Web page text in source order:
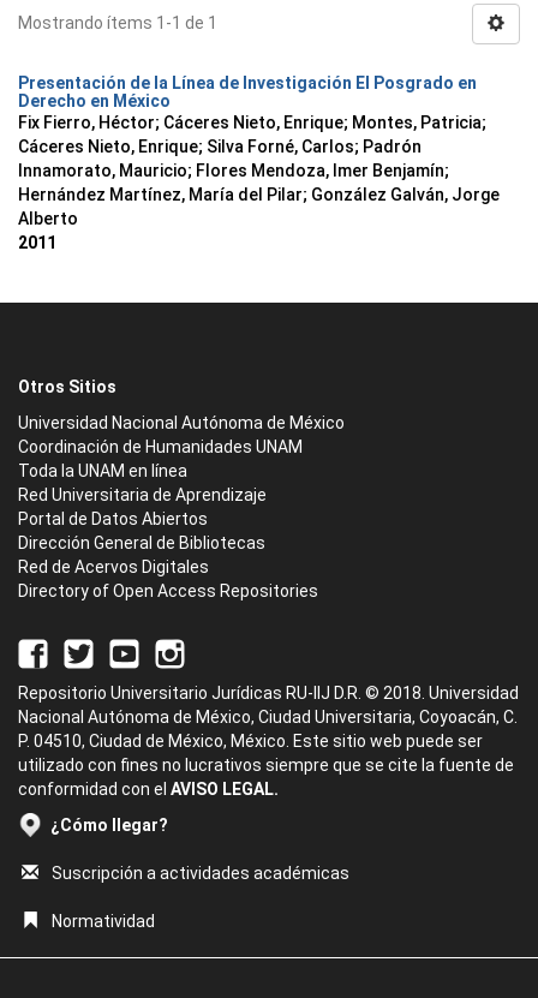
Mostrando ítems 1-1 de 1
Presentación de la Línea de Investigación El Posgrado en
Derecho en México
Fix Fierro, Héctor; Cáceres Nieto, Enrique; Montes, Patricia;
Cáceres Nieto, Enrique; Silva Forné, Carlos; Padrón
Innamorato, Mauricio; Flores Mendoza, Imer Benjamín;
Hernández Martínez, María del Pilar; González Galván, Jorge
Alberto
2011
Otros Sitios
Universidad Nacional Autónoma de México
Coordinación de Humanidades UNAM
Toda la UNAM en línea
Red Universitaria de Aprendizaje
Portal de Datos Abiertos
Dirección General de Bibliotecas
Red de Acervos Digitales
Directory of Open Access Repositories
Repositorio Universitario Jurídicas RU-IIJ D.R. © 2018. Universidad
Nacional Autónoma de México, Ciudad Universitaria, Coyoacán, C.
P. 04510, Ciudad de México, México. Este sitio web puede ser
utilizado con fines no lucrativos siempre que se cite la fuente de
conformidad con el AVISO LEGAL.
¿Cómo llegar?
Suscripción a actividades académicas
Normatividad